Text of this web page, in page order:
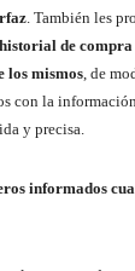
. También les
de
los mismos , de
con la
y precisa.
informados